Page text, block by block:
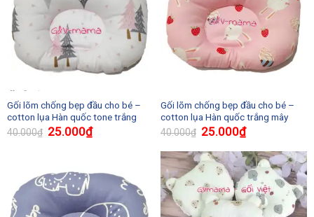
Gối lõm chống bẹp đầu cho bé –
cotton lụa Hàn quốc tone trắng
40.000₫ 25.000₫
Gối lõm chống bẹp đầu cho bé –
cotton lụa Hàn quốc trắng mây
40.000₫ 25.000₫